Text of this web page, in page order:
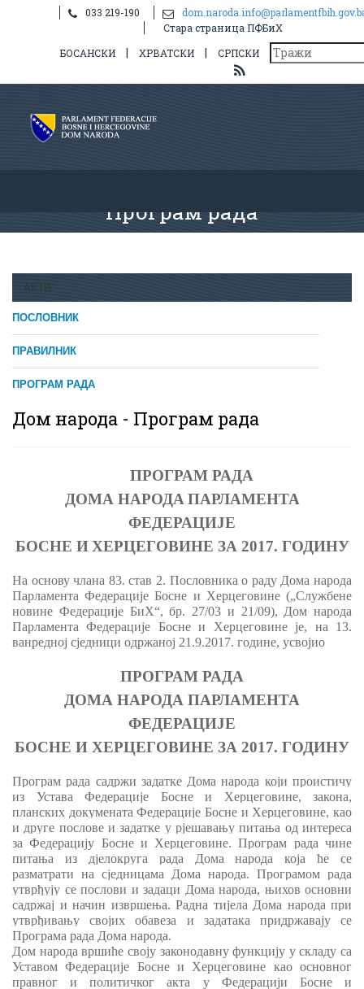
033 219-190
Стара страница ПФБиХ
БОСАНСКИ
| ХРВАТСКИ | СРПСКИ
Програм рада
АКТИ
ПОСЛОВНИК
ПРАВИЛНИК
ПРОГРАМ РАДА
Дом народа - Програм рада
ПРОГРАМ РАДА
ДОМА НАРОДА ПАРЛАМЕНТА
ФЕДЕРАЦИЈЕ
БОСНЕ И ХЕРЦЕГОВИНЕ ЗА 2017. ГОДИНУ
На основу члана 83. став 2. Пословника о раду Дома народа
Парламента Федерације Босне и Херцеговине („Службене
новине Федерације БиХ“, бр. 27/03 и 21/09), Дом народа
Парламента Федерације Босне и Херцеговине је, на 13.
ванредној сједници одржаној 21.9.2017. године, усвојио
ПРОГРАМ РАДА
ДОМА НАРОДА ПАРЛАМЕНТА
ФЕДЕРАЦИЈЕ
БОСНЕ И ХЕРЦЕГОВИНЕ ЗА 2017. ГОДИНУ
Програм рада садржи задатке Дома народа који проистичу
из Устава Федерације Босне и Херцеговине, закона,
планских докумената Федерације Босне и Херцеговине, као
и друге послове и задатке у рјешавању питања од интереса
за Федерацију Босне и Херцеговине.Програм рада чине
питања из дјелокругa рада
Дома народа која ће се
разматрати на сједницама Дома народа. Програмом рада
утврђују се послови и задаци Дома народа, њихов основни
садржај и начин извршења. Радна тијела Дома народа при
утврђивању својих обавеза и задатака придржавају се
Програма рада Дома народа.
Дом народавршиће своју законодавну функцију у складу са
Уставом Федерације Босне и Херцеговине каоосновног
правног и политичког акта у Федерацији Босне и